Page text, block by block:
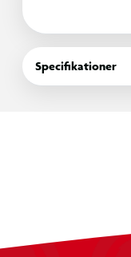
Specifikationer